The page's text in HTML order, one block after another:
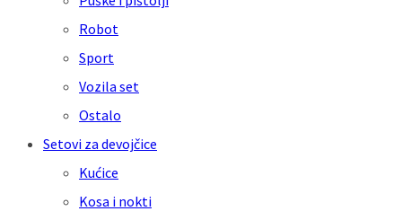
Robot
Sport
Vozila set
Ostalo
Setovi za devojčice
Kućice
Kosa i nokti